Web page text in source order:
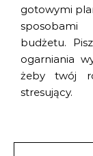
gotowymi
sposobami
budżetu.
ogarniania
żeby twój
stresujący.